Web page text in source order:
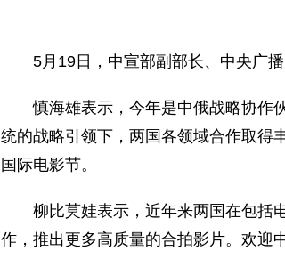
5月19日，中宣部副部长、中央广播
慎海雄表示，今年是中俄战略协作伙
统的战略引领下，两国各领域合作取得
国际电影节。
柳比莫娃表示，近年来两国在包括电
作，推出更多高质量的合拍影片。欢迎